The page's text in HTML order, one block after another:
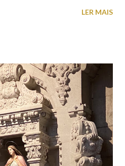
de funcionamento | Verão
Viana do Castelo (2019.10.25)
(2019.10.25) Feira Semanal
Feira Semanal em Viana do
em Viana do Castelo
LER MAIS